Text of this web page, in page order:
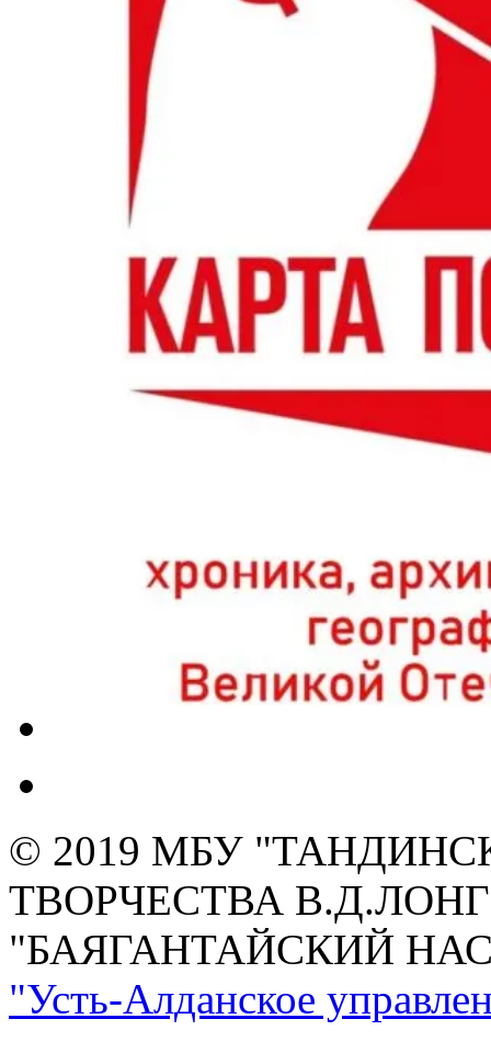
© 2019 МБУ
ТВОРЧЕСТВА
"БАЯГАНТАЙСКИЙ
"Усть-Алданское